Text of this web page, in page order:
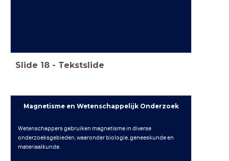
Slide 18 - Tekstslide
Magnetisme en Wetenschappelijk Onderzoek
Wetenschappers gebruiken magnetisme in diverse
onderzoeksgebieden, waaronder biologie, geneeskunde en
materiaalkunde.